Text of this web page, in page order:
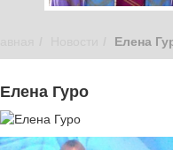
Елена
Елена Гуро